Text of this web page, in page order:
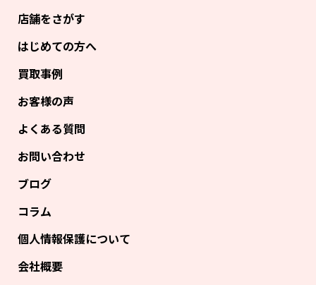
店舗をさがす
はじめての方へ
買取事例
お客様の声
よくある質問
お問い合わせ
ブログ
コラム
個人情報保護について
会社概要